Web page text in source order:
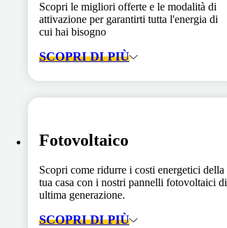
Scopri le migliori offerte e le modalità di
attivazione per garantirti tutta l'energia di
cui hai bisogno
SCOPRI DI PIÙ
Fotovoltaico
Scopri come ridurre i costi energetici della
tua casa con i nostri pannelli fotovoltaici di
ultima generazione.
SCOPRI DI PIÙ